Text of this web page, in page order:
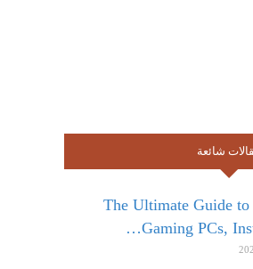
شائعة
The Ultimate Guide to
Gaming PCs,